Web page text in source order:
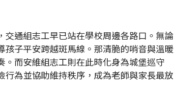
通組志工早已站在學校周邊各路口。無論
子平安跨越斑馬線。那清脆的哨音與溫暖
而安維組志工則在此時化身為城堡巡守
為並協助維持秩序，成為老師與家長最放